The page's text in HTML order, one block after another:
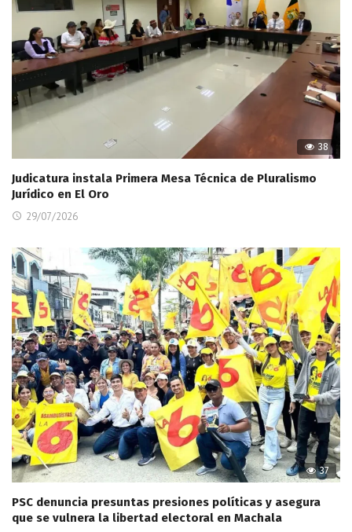
38
Judicatura instala Primera Mesa Técnica de Pluralismo
Jurídico en El Oro
29/07/2026
37
PSC denuncia presuntas presiones políticas y asegura
que se vulnera la libertad electoral en Machala